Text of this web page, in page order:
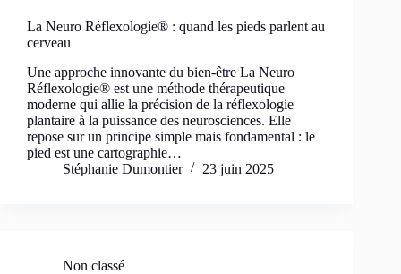
La Neuro Réflexologie® : quand les pieds parlent au
cerveau
Une approche innovante du bien-être La Neuro
Réflexologie® est une méthode thérapeutique
moderne qui allie la précision de la réflexologie
plantaire à la puissance des neurosciences. Elle
repose sur un principe simple mais fondamental : le
pied est une cartographie…
Stéphanie Dumontier
23 juin 2025
Non classé